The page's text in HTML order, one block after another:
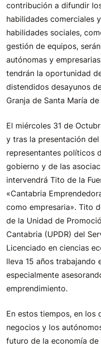
contribución a difundir
habilidades comerciales
habilidades sociales,
gestión de equipos,
autónomas y
tendrán la oportunidad
distendidos desayunos
Granja de Santa María
El miércoles 31 de
y tras la presentación
representantes políticos
gobierno y de las
intervendrá Tito de la
«Cantabria
como empresaria». Tito
de la Unidad de
Cantabria (UPDR) del
Licenciado en ciencias
lleva 15 años trabajando
especialmente
emprendimiento.
En estos tiempos, en los
negocios y los
futuro de la economía